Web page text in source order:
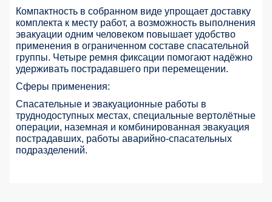
Компактность в собранном виде упрощает доставку
комплекта к месту работ, а возможность выполнения
эвакуации одним человеком повышает удобство
применения в ограниченном составе спасательной
группы. Четыре ремня фиксации помогают надёжно
удерживать пострадавшего при перемещении.
Сферы применения:
Спасательные и эвакуационные работы в
труднодоступных местах, специальные вертолётные
операции, наземная и комбинированная эвакуация
пострадавших, работы аварийно-спасательных
подразделений.